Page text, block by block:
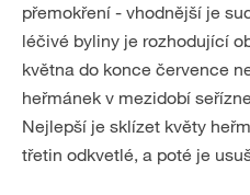
přemokření - vhodnější je
léčivé byliny je rozhodující
května do konce července
heřmánek v mezidobí
Nejlepší je sklízet květy
třetin odkvetlé, a poté je